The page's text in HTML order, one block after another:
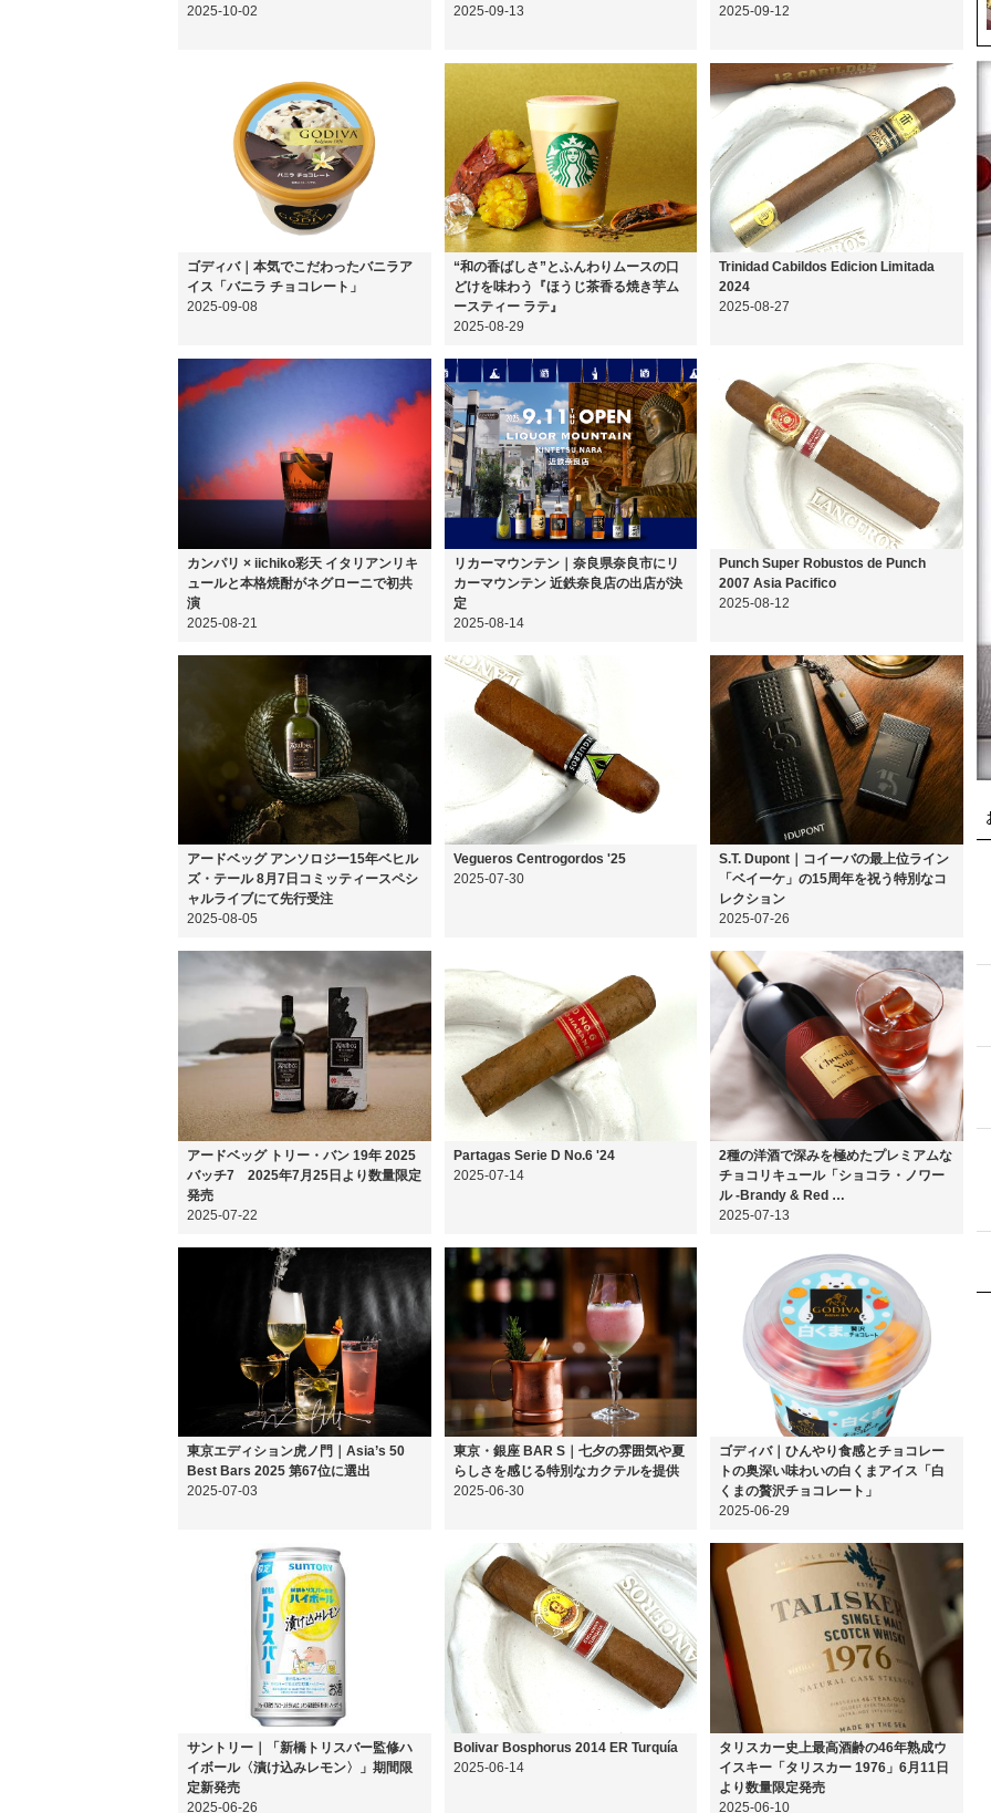
2025-10-02
2025-09-13
2025-09-12
ゴディバ｜本気でこだわったバニラア
イス「バニラ チョコレート」
2025-09-08
“和の香ばしさ”とふんわりムースの口
どけを味わう『ほうじ茶香る焼き芋ム
ースティー ラテ』
2025-08-29
Trinidad Cabildos Edicion Limitada
2024
2025-08-27
カンパリ × iichiko彩天 イタリアンリキ
ュールと本格焼酎がネグローニで初共
演
2025-08-21
リカーマウンテン｜奈良県奈良市にリ
カーマウンテン 近鉄奈良店の出店が決
定
2025-08-14
Punch Super Robustos de Punch
2007 Asia Pacifico
2025-08-12
アードベッグ アンソロジー15年ベヒル
ズ・テール 8月7日コミッティースペシ
ャルライブにて先行受注
2025-08-05
Vegueros Centrogordos '25
2025-07-30
S.T. Dupont｜コイーバの最上位ライン
「ベイーケ」の15周年を祝う特別なコ
レクション
2025-07-26
アードベッグ トリー・バン 19年 2025
バッチ7 2025年7月25日より数量限定
発売
2025-07-22
Partagas Serie D No.6 '24
2025-07-14
2種の洋酒で深みを極めたプレミアムな
チョコリキュール「ショコラ・ノワー
ル -Brandy & Red …
2025-07-13
東京エディション虎ノ門｜Asia’s 50
Best Bars 2025 第67位に選出
2025-07-03
東京・銀座 BAR S｜七夕の雰囲気や夏
らしさを感じる特別なカクテルを提供
2025-06-30
ゴディバ｜ひんやり食感とチョコレー
トの奥深い味わいの白くまアイス「白
くまの贅沢チョコレート」
2025-06-29
サントリー｜「新橋トリスバー監修ハ
イボール〈漬け込みレモン〉」期間限
定新発売
2025-06-26
Bolivar Bosphorus 2014 ER Turquía
2025-06-14
タリスカー史上最高酒齢の46年熟成ウ
イスキー「タリスカー 1976」6月11日
より数量限定発売
2025-06-10